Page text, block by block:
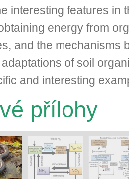
interesting features in
energy from
and the mechanisms
of soil
and interesting
přílohy